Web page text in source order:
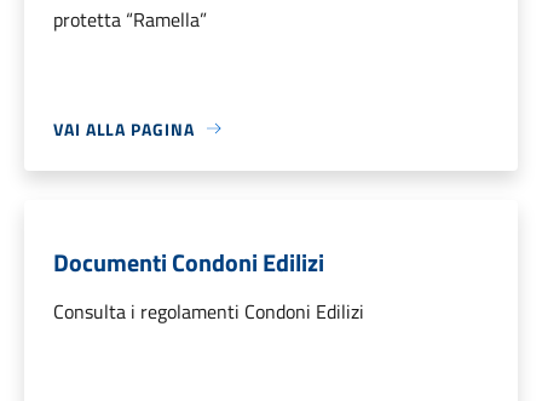
protetta “Ramella”
VAI ALLA PAGINA
Documenti Condoni Edilizi
Consulta i regolamenti Condoni Edilizi